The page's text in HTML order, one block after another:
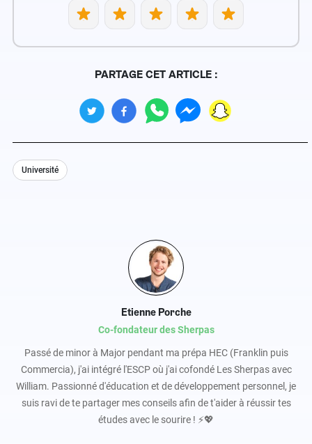
Etienne Porche
Co-fondateur des Sherpas
Passé de minor à Major pendant ma prépa HEC (Franklin puis
Commercia), j'ai intégré l'ESCP où j'ai cofondé Les Sherpas avec
William. Passionné d'éducation et de développement personnel, je
suis ravi de te partager mes conseils afin de t'aider à réussir tes
études avec le sourire ! ⚡️💖
PARTAGE CET ARTICLE :
Université